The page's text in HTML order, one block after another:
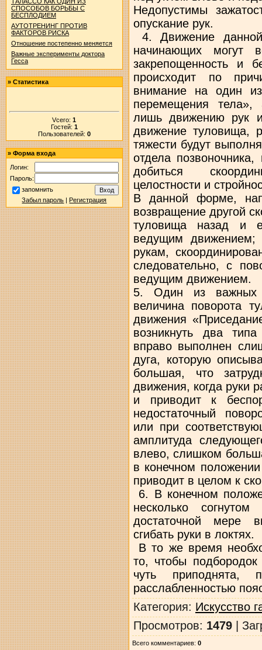
СПОСОБОВ БОРЬБЫ С
БЕСПЛОДИЕМ
АУТОТРЕНИНГ ПРОТИВ
ФАКТОРОВ РИСКА
Отношение постепенно меняется
Важные эксперименты доктора
Гесса
» Статистика
Vсего:1
Гостей: 1
Пользователей: 0
» Форма входа
Логин:
Пароль:
запомнить
Забыл пароль |Регистрация
Недопустимы
опускание рук.
4. Движение
начинающих могут
закрепощенность и
происходит по
внимание на один
перемещения тела»,
лишь движению рук
движение туловища,
тяжести будут
отдела
добиться
целостности и
В данной форме,
возвращение другой
туловища назад и
ведущим движением;
рукам,
следовательно, с
ведущим движением.
5. Один из важных
величина поворота
движения
возникнуть два
вправо выполнен
дуга, которую
большая, что
движения, когда руки
и приводит к
недостаточный
или при
амплитуда
влево, слишком
в конечном
приводит в целом к
6. В конечном
несколько
достаточной мере
сгибать руки в локтях.
В то же время
то, чтобы
чуть приподнята,
расслабленностью
Категория: Искусство
Просмотров: 1479|
Всего комментариев: 0